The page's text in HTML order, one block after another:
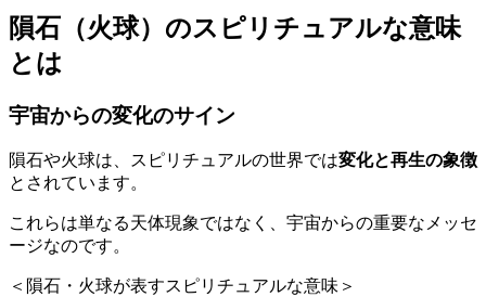
隕石（火球）のスピリチュアルな意味
とは
宇宙からの変化のサイン
隕石や火球は、スピリチュアルの世界では変化と再生の象徴
とされています。
これらは単なる天体現象ではなく、宇宙からの重要なメッセ
ージなのです。
＜隕石・火球が表すスピリチュアルな意味＞